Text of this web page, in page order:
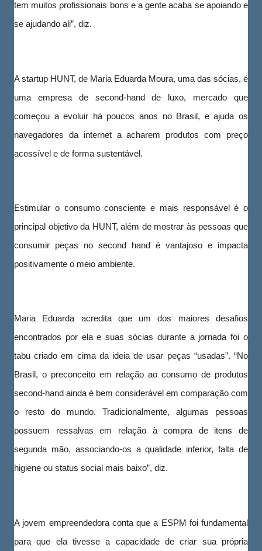
tem muitos profissionais bons e a gente acaba se apoiando e
se ajudando ali”, diz.
A startup HUNT, de Maria Eduarda Moura, uma das sócias, é
uma empresa de second-hand de luxo, mercado que
começou a evoluir há poucos anos no Brasil, e ajuda os
navegadores da internet a acharem produtos com preço
acessível e de forma sustentável.
Estimular o consumo consciente e mais responsável é o
principal objetivo da HUNT, além de mostrar às pessoas que
consumir peças no second hand é vantajoso e impacta
positivamente o meio ambiente.
Maria Eduarda acredita que um dos maiores desafios
encontrados por ela e suas sócias durante a jornada foi o
tabu criado em cima da ideia de usar peças “usadas”. “No
Brasil, o preconceito em relação ao consumo de produtos
second-hand ainda é bem considerável em comparação com
o resto do mundo. Tradicionalmente, algumas pessoas
possuem ressalvas em relação à compra de itens de
segunda mão, associando-os a qualidade inferior, falta de
higiene ou status social mais baixo”, diz.
A jovem empreendedora conta que a ESPM foi fundamental
para que ela tivesse a capacidade de criar sua própria